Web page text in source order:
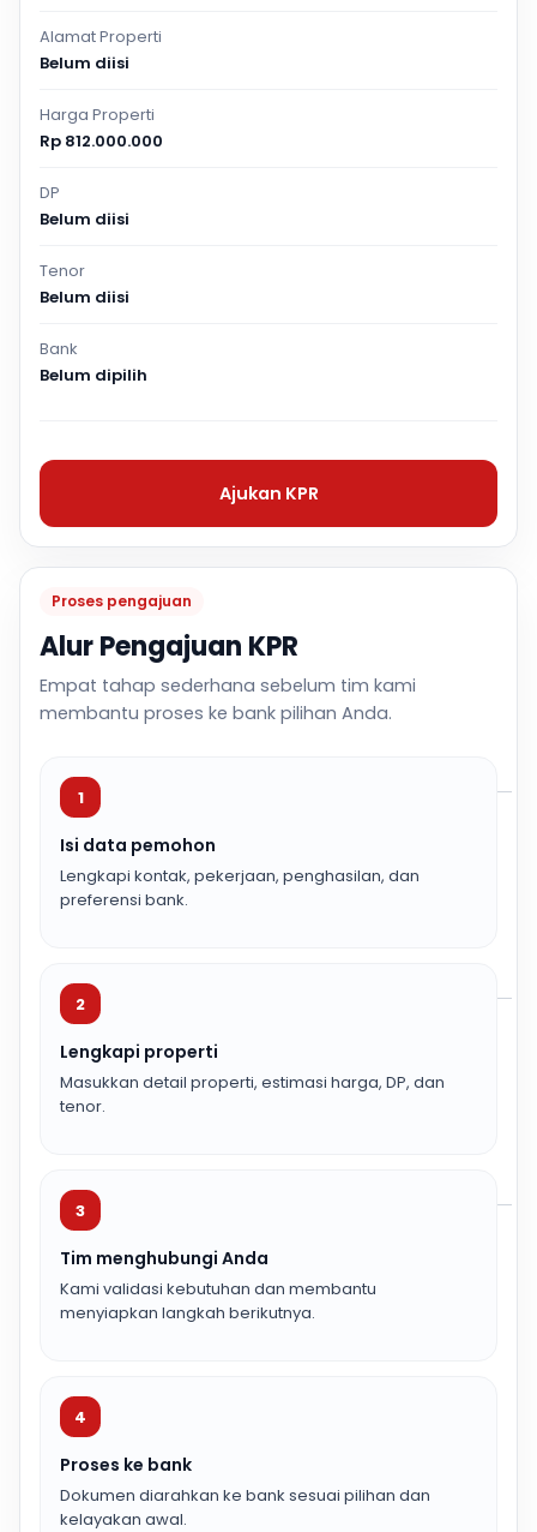
Proses pengajuan
Alur Pengajuan KPR
Empat tahap sederhana sebelum tim kami
membantu proses ke bank pilihan Anda.
1
Isi data pemohon
Lengkapi kontak, pekerjaan, penghasilan, dan
preferensi bank.
2
Lengkapi properti
Masukkan detail properti, estimasi harga, DP, dan
tenor.
3
Tim menghubungi Anda
Kami validasi kebutuhan dan membantu
menyiapkan langkah berikutnya.
4
Proses ke bank
Dokumen diarahkan ke bank sesuai pilihan dan
kelayakan awal.
Alamat Properti
Belum diisi
Harga Properti
Rp 812.000.000
DP
Belum diisi
Tenor
Belum diisi
Bank
Belum dipilih
Ajukan KPR